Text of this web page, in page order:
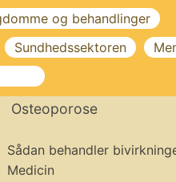
og behandlinger
Sundhedssektoren
Osteoporose
Sådan behandler
Medicin